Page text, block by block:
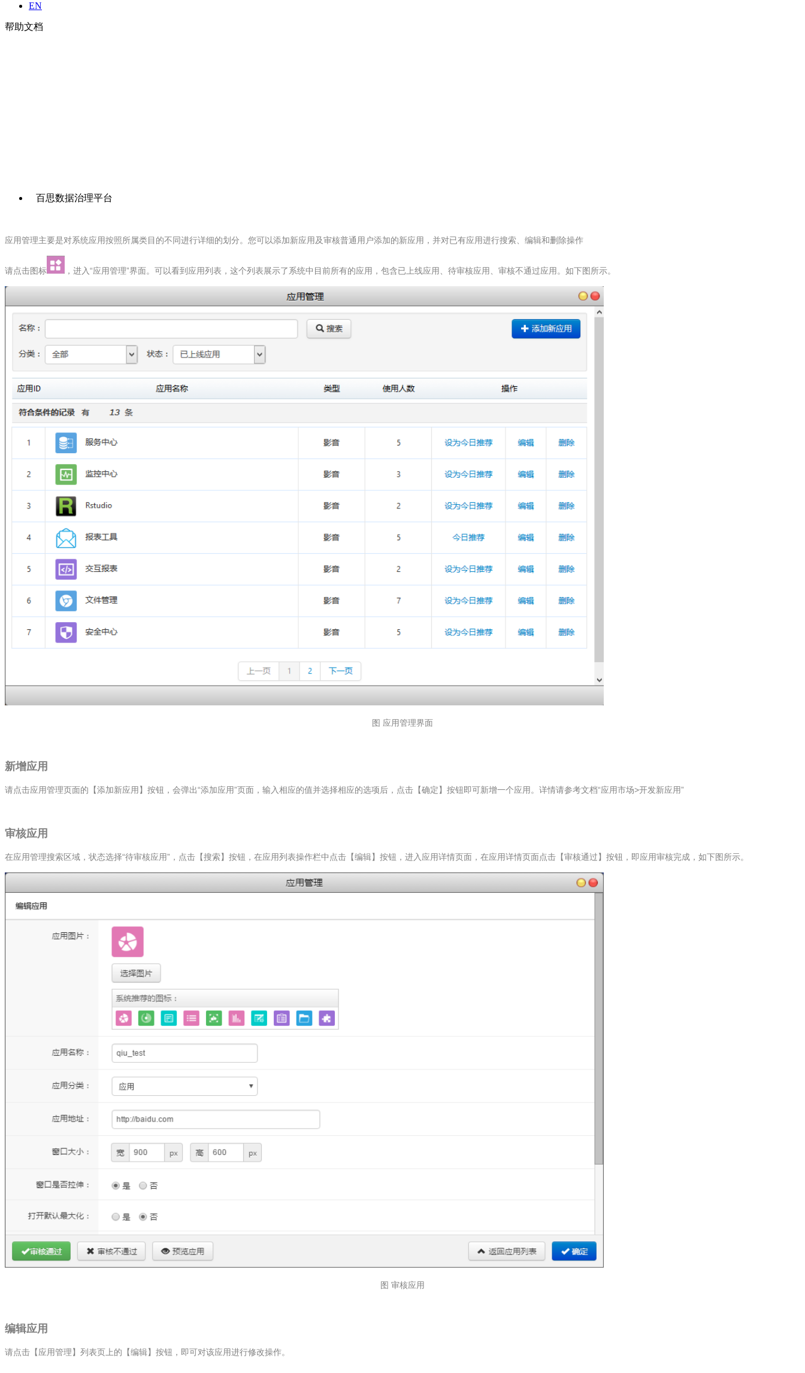
EN
帮助文档
百思数据治理平台
应用管理主要是对系统应用按照所属类目的不同进行详细的划分。您可以添加新应用及审核普通用户添加的新应用，并对已有应用进行搜索、编辑和删除操作
请点击图标 ， 进入“应用管理”界面。可以看到应用列表，这个列表展示了系统中目前所有的应用，包含已上线应用、待审核应用、审核不通过应用。如下图所示。
图 应用管理界面
新增应用
请点击应用管理页面的【添加新应用】按钮，会弹出“添加应用”页面，输入相应的值并选择相应的选项后，点击【确定】按钮即可新增一个应用。详情请参考文档“应用市场>开发新应用”
审核应用
在应用管理搜索区域，状态选择“待审核应用”，点击【搜索】按钮，在应用列表操作栏中点击【编辑】按钮，进入应用详情页面，在应用详情页面点击【审核通过】按钮，即应用审核完成，如下图所示。
图 审核应用
编辑应用
请点击【应用管理】列表页上的【编辑】按钮，即可对该应用进行修改操作。